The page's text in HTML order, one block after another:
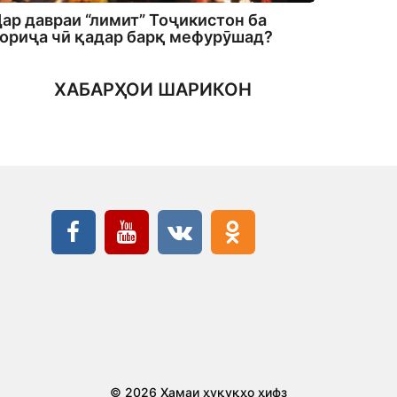
давраи “лимит” Тоҷикистон ба
чӣ қадар барқ мефурӯшад?
ХАБАРҲОИ ШАРИКОН
© 2026 Ҳамаи ҳуқуқҳо ҳифз